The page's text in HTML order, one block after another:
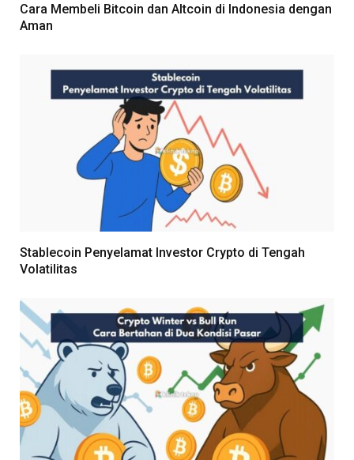
Cara Membeli Bitcoin dan Altcoin di Indonesia dengan
Aman
Stablecoin Penyelamat Investor Crypto di Tengah
Volatilitas